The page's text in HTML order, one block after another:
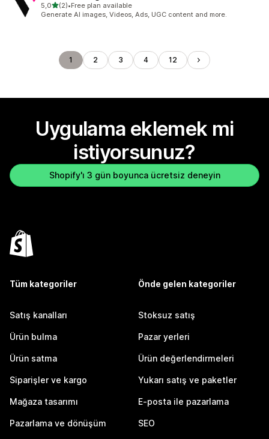
5,05 yıldız üzerinden
(2)
toplam 2 değerlendirme
•Free plan available
Generate AI images, Videos, Ads, UGC content and more.
1 2 3 4 12
Uygulama eklemek mi
istiyorsunuz?
Shopify'ı 3 gün boyunca ücretsiz deneyin
Tüm kategoriler
Satış kanalları
Ürün bulma
Ürün satma
Siparişler ve kargo
Mağaza tasarımı
Pazarlama ve dönüşüm
Önde gelen kategoriler
Stoksuz satış
Pazar yerleri
Ürün değerlendirmeleri
Yukarı satış ve paketler
E-posta ile pazarlama
SEO